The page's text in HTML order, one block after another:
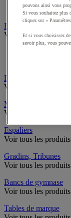
Armoires,
Electroménager,
Voir tous les produits
Revêtements de sols
Voir tous les produits
Mâts, Cordes à
Voir tous les produits
Espaliers
Voir tous les produits
Gradins, Tribunes
Voir tous les produits
Bancs de gymnase
Voir tous les produits
Tables de marque
pouvons ainsi vous
Si vous souhaitez plus
cliquez sur «
Et si vous choisissez
savoir plus, vous